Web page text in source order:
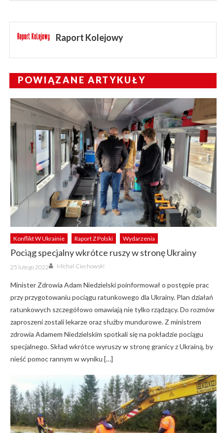
Raport Kolejowy
POWIĄZANE ARTYKUŁY
Konflikt W Ukrainie Raport Z Polski Wydarzenia
Pociąg specjalny wkrótce ruszy w stronę Ukrainy
Posted
on
25 lutego 2022 Author
Michał Ciechowski
Minister Zdrowia Adam Niedzielski poinformował o postępie prac
przy przygotowaniu pociągu ratunkowego dla Ukrainy. Plan działań
ratunkowych szczegółowo omawiają nie tylko rządzący. Do rozmów
zaproszeni zostali lekarze oraz służby mundurowe. Z ministrem
zdrowia Adamem Niedzielskim spotkali się na pokładzie pociągu
specjalnego. Skład wkrótce wyruszy w stronę granicy z Ukrainą, by
nieść pomoc rannym w wyniku […]